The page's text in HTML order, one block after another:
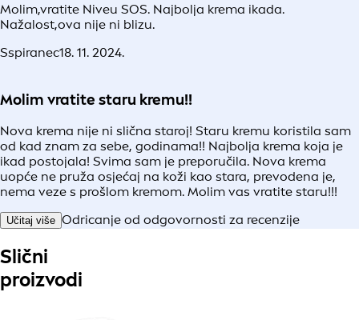
Molim,vratite Niveu SOS. Najbolja krema ikada.
Nažalost,ova nije ni blizu.
Sspiranec18. 11. 2024.
Molim vratite staru kremu!!
Nova krema nije ni slična staroj! Staru kremu koristila sam
od kad znam za sebe, godinama!! Najbolja krema koja je
ikad postojala! Svima sam je preporučila. Nova krema
uopće ne pruža osjećaj na koži kao stara, prevodena je,
nema veze s prošlom kremom. Molim vas vratite staru!!!
Učitaj više Odricanje od odgovornosti za recenzije
Slični
proizvodi